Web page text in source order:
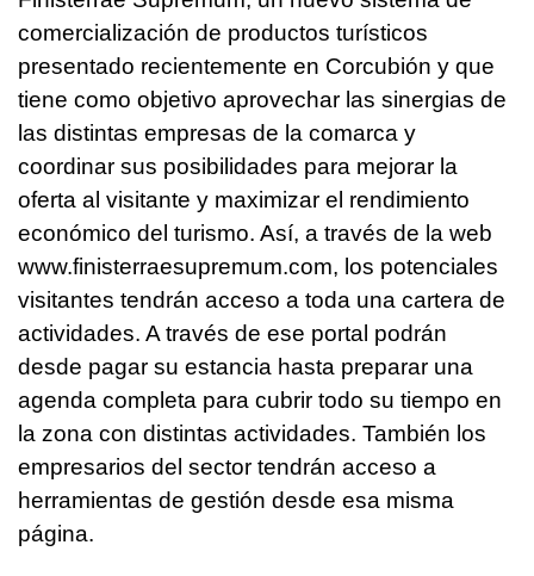
comercialización de productos turísticos
presentado recientemente en Corcubión y que
tiene como objetivo aprovechar las sinergias de
las distintas empresas de la comarca y
coordinar sus posibilidades para mejorar la
oferta al visitante y maximizar el rendimiento
económico del turismo. Así, a través de la web
www.finisterraesupremum.com, los potenciales
visitantes tendrán acceso a toda una cartera de
actividades. A través de ese portal podrán
desde pagar su estancia hasta preparar una
agenda completa para cubrir todo su tiempo en
la zona con distintas actividades. También los
empresarios del sector tendrán acceso a
herramientas de gestión desde esa misma
página.